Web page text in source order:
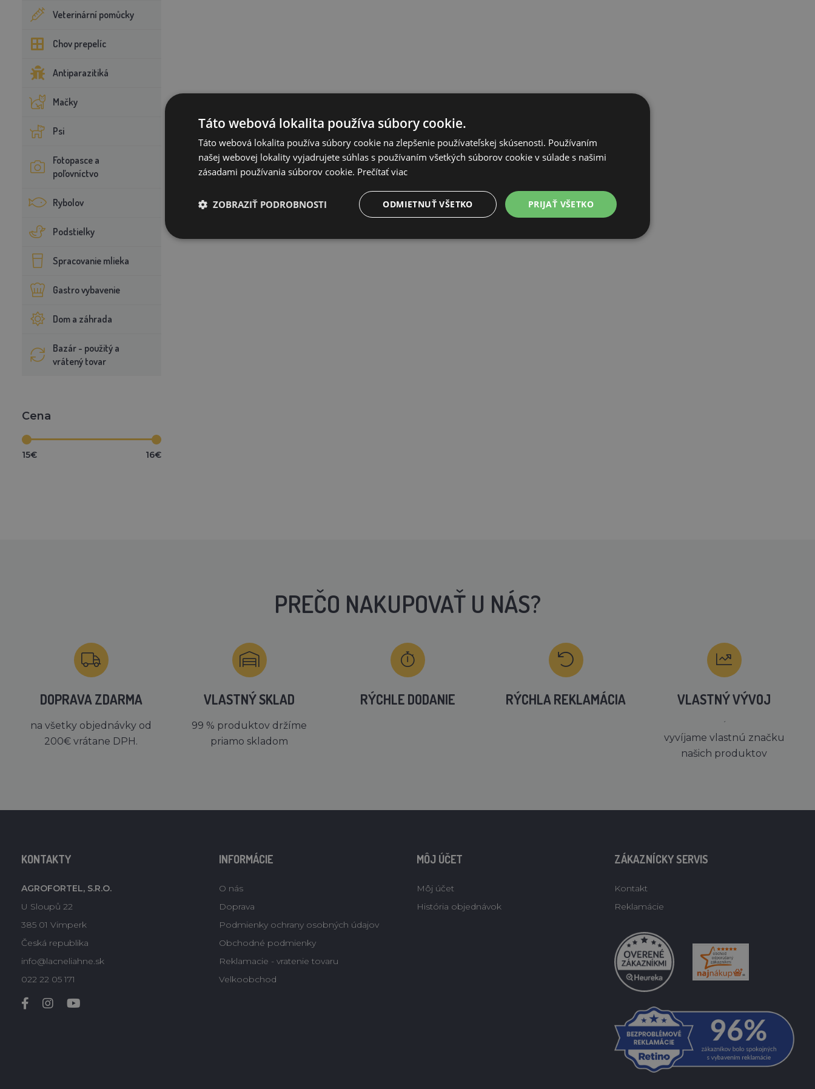
Veterinární pomůcky
Chov prepelíc
Antiparazitiká
Mačky
Psi
Fotopasce a
poľovníctvo
Rybolov
Podstielky
Spracovanie mlieka
Gastro vybavenie
Dom a záhrada
Bazár - použitý a
vrátený tovar
Cena
15€ 16€
PREČO NAKUPOVAŤ U NÁS?
DOPRAVA ZDARMA
na všetky objednávky od
200€ vrátane DPH.
VLASTNÝ SKLAD
99 % produktov držíme
priamo skladom
RÝCHLE DODANIE RÝCHLA REKLAMÁCIA VLASTNÝ VÝVOJ
´
vyvíjame vlastnú značku
našich produktov
KONTAKTY
AGROFORTEL, S.R.O.
U Sloupů 22
385 01 Vimperk
Česká republika
info@lacneliahne.sk
022 22 05 171
INFORMÁCIE
O nás
Doprava
Podmienky ochrany osobných údajov
Obchodné podmienky
Reklamacie - vratenie tovaru
Velkoobchod
MÔJ ÚČET
Môj účet
História objednávok
ZÁKAZNÍCKY SERVIS
Kontakt
Reklamácie
Táto webová lokalita používa súbory cookie.
Táto webová lokalita používa súbory cookie na zlepšenie používateľskej skúsenosti. Používaním
našej webovej lokality vyjadrujete súhlas s používaním všetkých súborov cookie v súlade s našimi
zásadami používania súborov cookie. Prečítať viac
PRIJAŤ VŠETKO
ODMIETNUŤ VŠETKO
ZOBRAZIŤ PODROBNOSTI